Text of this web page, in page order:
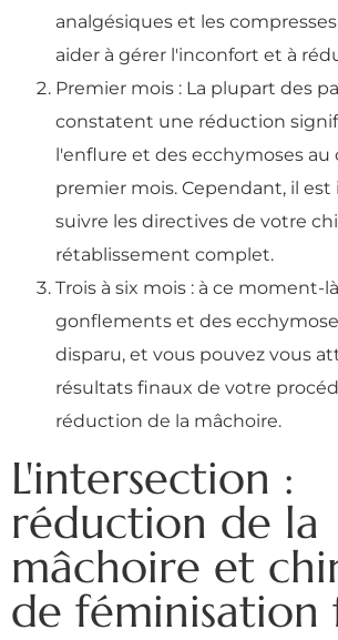
analgésiques et les
aider à gérer l'inconfort et à
Premier mois : La plupart des
constatent une réduction
l'enflure et des ecchymoses au
premier mois. Cependant, il
suivre les directives de votre
rétablissement complet.
Trois à six mois : à ce moment-
gonflements et des
disparu, et vous pouvez vous
résultats finaux de votre
réduction de la mâchoire.
L'intersection :
réduction de la
mâchoire et
de féminisation